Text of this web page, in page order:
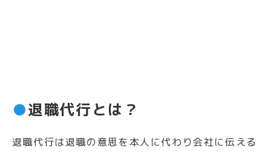
●退職代行とは？
退職代行は退職の意思を本人に代わり会社に伝える